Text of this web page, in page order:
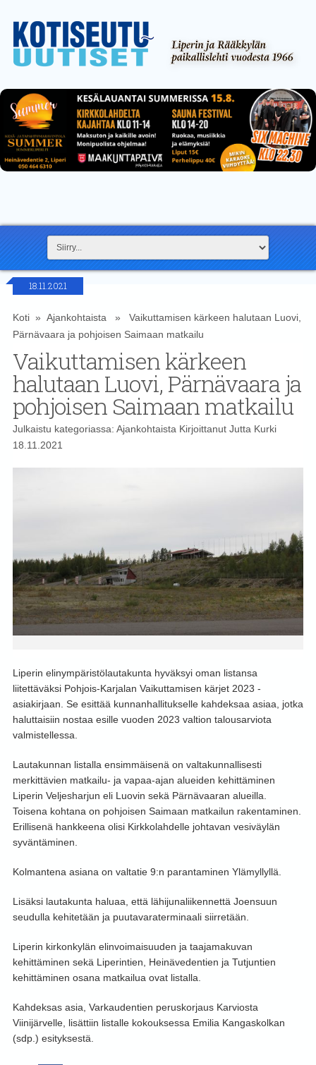
18.11.2021
Koti» Ajankohtaista» Vaikuttamisen kärkeen halutaan Luovi,
Pärnävaara ja pohjoisen Saimaan matkailu
Vaikuttamisen kärkeen
halutaan Luovi, Pärnävaara ja
pohjoisen Saimaan matkailu
Julkaistu kategoriassa: AjankohtaistaKirjoittanut Jutta Kurki
18.11.2021
Liperin elinympäristölautakunta hyväksyi oman listansa
liitettäväksi Pohjois-Karjalan Vaikuttamisen kärjet 2023 -
asiakirjaan. Se esittää kunnanhallitukselle kahdeksaa asiaa, jotka
haluttaisiin nostaa esille vuoden 2023 valtion talousarviota
valmistellessa.
Lautakunnan listalla ensimmäisenä on valtakunnallisesti
merkittävien matkailu- ja vapaa-ajan alueiden kehittäminen
Liperin Veljesharjun eli Luovin sekä Pärnävaaran alueilla.
Toisena kohtana on pohjoisen Saimaan matkailun rakentaminen.
Erillisenä hankkeena olisi Kirkkolahdelle johtavan vesiväylän
syväntäminen.
Kolmantena asiana on valtatie 9:n parantaminen Ylämyllyllä.
Lisäksi lautakunta haluaa, että lähijunaliikennettä Joensuun
seudulla kehitetään ja puutavaraterminaali siirretään.
Liperin kirkonkylän elinvoimaisuuden ja taajamakuvan
kehittäminen sekä Liperintien, Heinävedentien ja Tutjuntien
kehittäminen osana matkailua ovat listalla.
Kahdeksas asia, Varkaudentien peruskorjaus Karviosta
Viinijärvelle, lisättiin listalle kokouksessa Emilia Kangaskolkan
(sdp.) esityksestä.